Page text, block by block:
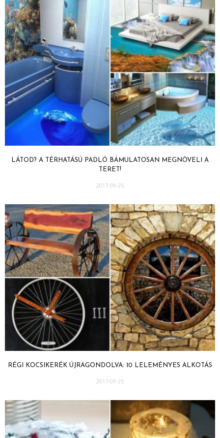
LÁTOD? A TÉRHATÁSÚ PADLÓ BÁMULATOSAN MEGNÖVELI A
TERET!
2017-09-25
RÉGI KOCSIKERÉK ÚJRAGONDOLVA: 10 LELEMÉNYES ALKOTÁS
2017-09-25